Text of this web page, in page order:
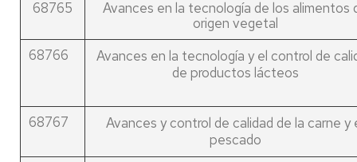
68765
Avances en la tecnología de los alimentos
origen vegetal
68766
Avances en la tecnología y el control de
de productos lácteos
68767
Avances y control de calidad de la carne y
pescado